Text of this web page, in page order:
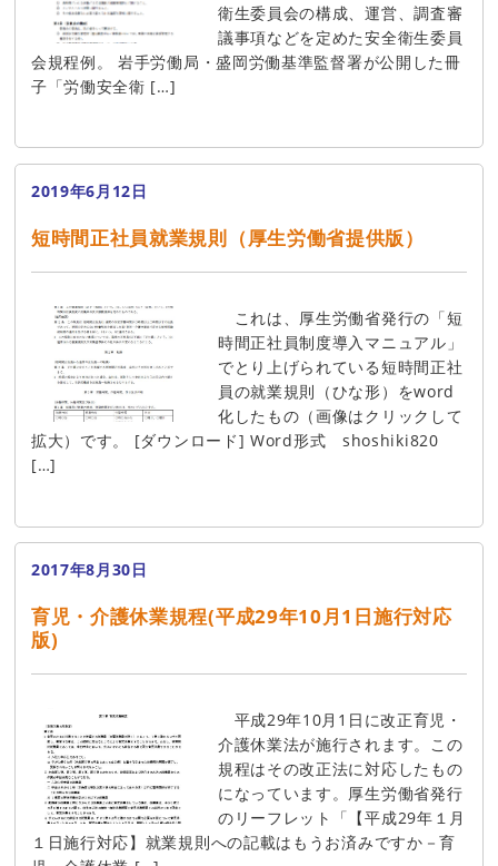
衛生委員会の構成、運営、調査審
議事項などを定めた安全衛生委員
会規程例。 岩手労働局・盛岡労働基準監督署が公開した冊
子「労働安全衛 […]
2019年6月12日
短時間正社員就業規則（厚生労働省提供版）
これは、厚生労働省発行の「短
時間正社員制度導入マニュアル」
でとり上げられている短時間正社
員の就業規則（ひな形）をword
化したもの（画像はクリックして
拡大）です。 [ダウンロード] Word形式 shoshiki820
[…]
2017年8月30日
育児・介護休業規程(平成29年10月1日施行対応
版)
平成29年10月1日に改正育児・
介護休業法が施行されます。この
規程はその改正法に対応したもの
になっています。厚生労働省発行
のリーフレット「【平成29年１月
１日施行対応】就業規則への記載はもうお済みですか－育